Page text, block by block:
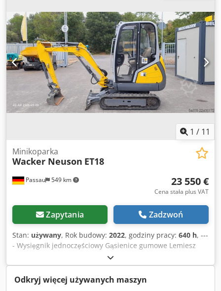
używany zestaw łyżek, dostępność w zależności od stanu
Lokalizacja: Andernach
1 / 11
Passau 549 km
Minikoparka
Wacker Neuson ET18
23 550 €
Cena stała plus VAT
Zapytania Zadzwoń
Stan: używany, Rok budowy: 2022, godziny pracy: 640 h, ---
- Wysięgnik jednoczęściowy Gąsienice gumowe Lemiesz
spychowy W zestawie szybkozłącze MS01 Dsdezn Ha Rjpfx
Afaokr Lokalizacja: Aachen
Odkryj więcej używanych maszyn